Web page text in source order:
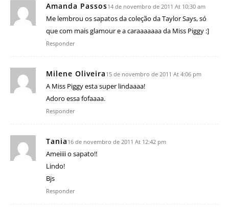
Amanda Passos14 de novembro de 2011 At 10:30 am
Me lembrou os sapatos da coleção da Taylor Says, só
que com mais glamour e a caraaaaaaa da Miss Piggy :]
Responder
Milene Oliveira 15 de novembro de 2011 At 4:06 pm
A Miss Piggy esta super lindaaaa!
Adoro essa fofaaaa.
Responder
Tania 16 de novembro de 2011 At 12:42 pm
Ameiiii o sapato!!
Lindo!
Bjs
Responder